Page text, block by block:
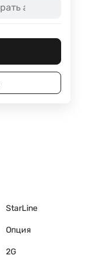
StarLine
Опция
2G